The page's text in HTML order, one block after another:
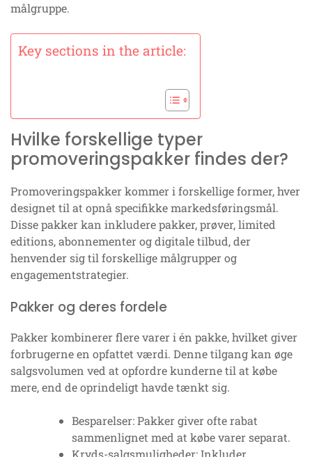
målgruppe.
Key sections in the article:
Hvilke forskellige typer
promoveringspakker findes der?
Promoveringspakker kommer i forskellige former, hver
designet til at opnå specifikke markedsføringsmål.
Disse pakker kan inkludere pakker, prøver, limited
editions, abonnementer og digitale tilbud, der
henvender sig til forskellige målgrupper og
engagementstrategier.
Pakker og deres fordele
Pakker kombinerer flere varer i én pakke, hvilket giver
forbrugerne en opfattet værdi. Denne tilgang kan øge
salgsvolumen ved at opfordre kunderne til at købe
mere, end de oprindeligt havde tænkt sig.
Besparelser: Pakker giver ofte rabat
sammenlignet med at købe varer separat.